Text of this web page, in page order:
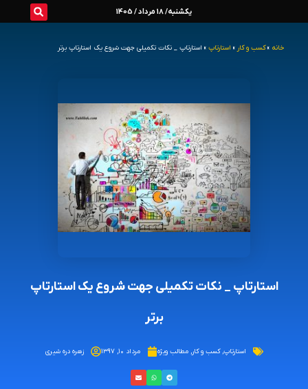
یکشنبه/ 18 مرداد / 1405
خانه »کسب و کار » استارتاپ » استارتاپ _ نکات تکمیلی جهت شروع یک استارتاپ برتر
استارتاپ _ نکات تکمیلی جهت شروع یک استارتاپ
برتر
استارتاپ,کسب و کار,مطالب ویژه مرداد ۱۰, ۱۳۹۷ زهره دره شیری